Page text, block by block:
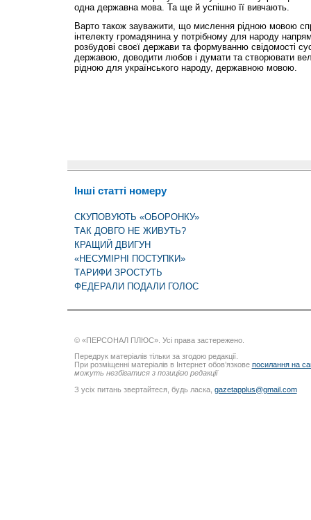
одна державна мова. Та ще й успішно її вивчають.
Варто також зауважити, що мислення рідною мовою
інтелекту громадянина у потрібному для народу
розбудові своєї держави та формуванню свідомості
державою, доводити любов і думати та створювати
рідною для українського народу, державною мовою.
Інші статті номеру
СКУПОВУЮТЬ «ОБОРОНКУ»
ТАК ДОВГО НЕ ЖИВУТЬ?
КРАЩИЙ ДВИГУН
«НЕСУМІРНІ ПОСТУПКИ»
ТАРИФИ ЗРОСТУТЬ
ФЕДЕРАЛИ ПОДАЛИ ГОЛОС
© «ПЕРСОНАЛ ПЛЮС». Усі права застережено.
Передрук матеріалів тільки за згодою редакції.
При розміщенні матеріалів в Інтернет обов’язкове посилання на
можуть незбігатися з позицією редакції
З усіх питань звертайтеся, будь ласка, gazetapplus@gmail.com